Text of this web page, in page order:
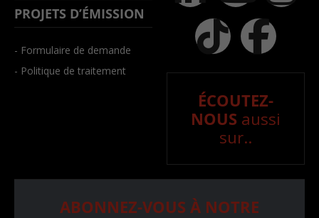
PROJETS D’ÉMISSION
- Formulaire de demande
- Politique de traitement
ÉCOUTEZ-
NOUS aussi
sur..
ABONNEZ-VOUS À NOTRE